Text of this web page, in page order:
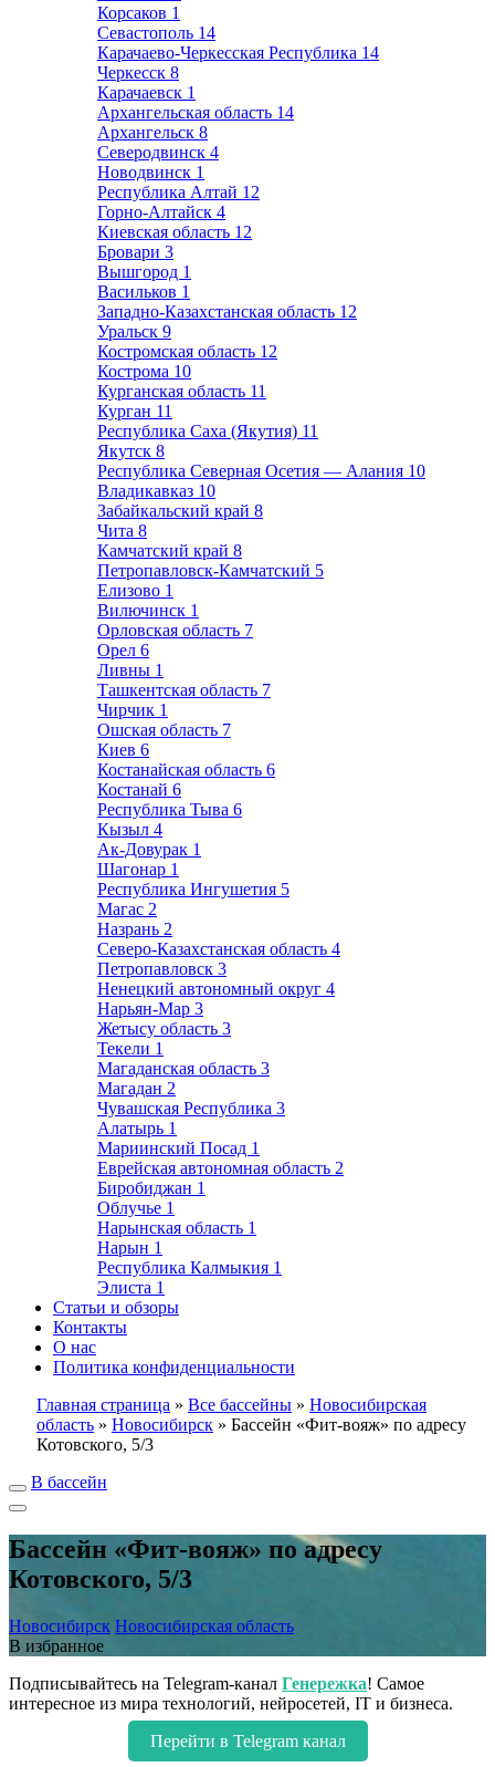
Корсаков 1
Севастополь 14
Карачаево-Черкесская Республика 14
Черкесск 8
Карачаевск 1
Архангельская область 14
Архангельск 8
Северодвинск 4
Новодвинск 1
Республика Алтай 12
Горно-Алтайск 4
Киевская область 12
Бровари 3
Вышгород 1
Васильков 1
Западно-Казахстанская область 12
Уральск 9
Костромская область 12
Кострома 10
Курганская область 11
Курган 11
Республика Саха (Якутия) 11
Якутск 8
Республика Северная Осетия — Алания 10
Владикавказ 10
Забайкальский край 8
Чита 8
Камчатский край 8
Петропавловск-Камчатский 5
Елизово 1
Вилючинск 1
Орловская область 7
Орел 6
Ливны 1
Ташкентская область 7
Чирчик 1
Ошская область 7
Киев 6
Костанайская область 6
Костанай 6
Республика Тыва 6
Кызыл 4
Ак-Довурак 1
Шагонар 1
Республика Ингушетия 5
Магас 2
Назрань 2
Северо-Казахстанская область 4
Петропавловск 3
Ненецкий автономный округ 4
Нарьян-Мар 3
Жетысу область 3
Текели 1
Магаданская область 3
Магадан 2
Чувашская Республика 3
Алатырь 1
Мариинский Посад 1
Еврейская автономная область 2
Биробиджан 1
Облучье 1
Нарынская область 1
Нарын 1
Республика Калмыкия 1
Элиста 1
Статьи и обзоры
Контакты
О нас
Политика конфиденциальности
Главная страница » Все бассейны » Новосибирская
область » Новосибирск » Бассейн «Фит-вояж» по адресу
Котовского, 5/3
В бассейн
Бассейн «Фит-вояж» по адресу
Котовского, 5/3
Новосибирск Новосибирская область
В избранное
Подписывайтесь на Telegram-канал Генережка! Самое
интересное из мира технологий, нейросетей, IT и бизнеса.
Перейти в Telegram канал